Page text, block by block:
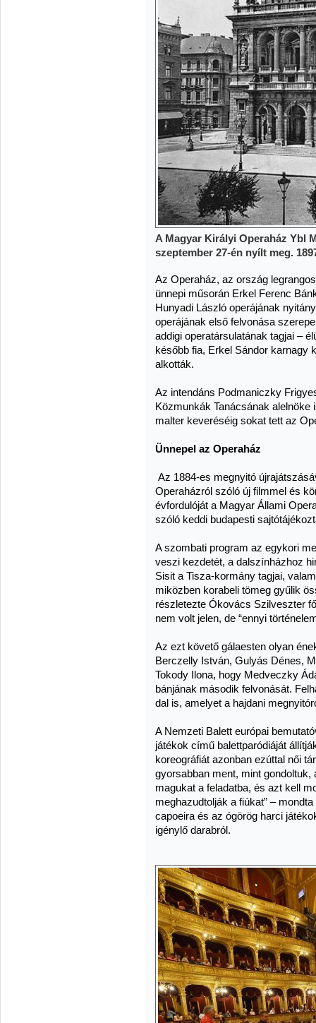
A Magyar Királyi Operaház Ybl
szeptember 27-én nyílt meg.
Az Operaház, az ország
ünnepi műsorán Erkel Ferenc
Hunyadi László operájának
operájának első felvonása
addigi operatársulatának tagjai –
később fia, Erkel Sándor karnagy
alkották.
Az intendáns Podmaniczky
Közmunkák Tanácsának
malter keveréséig sokat tett az
Ünnepel az Operaház
Az 1884-es megnyitó
Operaházról szóló új filmmel és
évfordulóját a Magyar Állami
szóló keddi budapesti
A szombati program az egykori
veszi kezdetét, a dalszínházhoz
Sisit a Tisza-kormány tagjai,
miközben korabeli tömeg gyűlik
részletezte Ókovács Szilveszter
nem volt jelen, de “ennyi
Az ezt követő gálaesten olyan
Berczelly István, Gulyás Dénes,
Tokody Ilona, hogy Medveczky
bánjának második felvonását.
dal is, amelyet a hajdani
A Nemzeti Balett európai
játékok című balettparódiáját
koreográfiát azonban ezúttal női
gyorsabban ment, mint
magukat a feladatba, és azt kell
meghazudtolják a fiúkat” –
capoeira és az ógörög harci
igénylő darabról.